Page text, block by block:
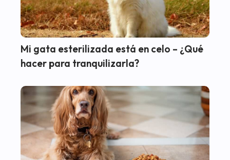
Mi gata esterilizada está en celo – ¿Qué
hacer para tranquilizarla?